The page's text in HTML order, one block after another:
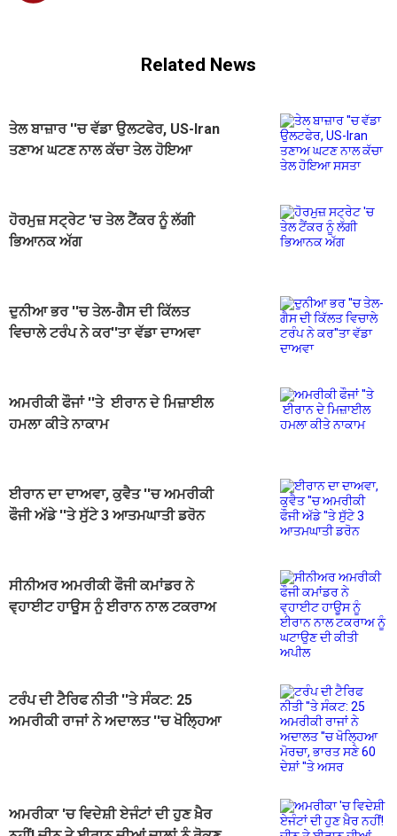
Related News
ਤੇਲ ਬਾਜ਼ਾਰ ''ਚ ਵੱਡਾ ਉਲਟਫੇਰ, US-Iran
ਤਣਾਅ ਘਟਣ ਨਾਲ ਕੱਚਾ ਤੇਲ ਹੋਇਆ
ਹੋਰਮੁਜ਼ ਸਟ੍ਰੇਟ 'ਚ ਤੇਲ ਟੈਂਕਰ ਨੂੰ ਲੱਗੀ
ਭਿਆਨਕ ਅੱਗ
ਦੁਨੀਆ ਭਰ ''ਚ ਤੇਲ-ਗੈਸ ਦੀ ਕਿੱਲਤ
ਵਿਚਾਲੇ ਟਰੰਪ ਨੇ ਕਰ''ਤਾ ਵੱਡਾ ਦਾਅਵਾ
ਅਮਰੀਕੀ ਫੌਜਾਂ ''ਤੇ ਈਰਾਨ ਦੇ ਮਿਜ਼ਾਈਲ
ਹਮਲਾ ਕੀਤੇ ਨਾਕਾਮ
ਈਰਾਨ ਦਾ ਦਾਅਵਾ, ਕੁਵੈਤ ''ਚ ਅਮਰੀਕੀ
ਫੌਜੀ ਅੱਡੇ ''ਤੇ ਸੁੱਟੇ 3 ਆਤਮਘਾਤੀ ਡਰੋਨ
ਸੀਨੀਅਰ ਅਮਰੀਕੀ ਫੌਜੀ ਕਮਾਂਡਰ ਨੇ
ਵ੍ਹਾਈਟ ਹਾਊਸ ਨੂੰ ਈਰਾਨ ਨਾਲ ਟਕਰਾਅ
ਟਰੰਪ ਦੀ ਟੈਰਿਫ ਨੀਤੀ ''ਤੇ ਸੰਕਟ: 25
ਅਮਰੀਕੀ ਰਾਜਾਂ ਨੇ ਅਦਾਲਤ ''ਚ ਖੋਲ੍ਹਿਆ
ਅਮਰੀਕਾ 'ਚ ਵਿਦੇਸ਼ੀ ਏਜੰਟਾਂ ਦੀ ਹੁਣ ਖ਼ੈਰ